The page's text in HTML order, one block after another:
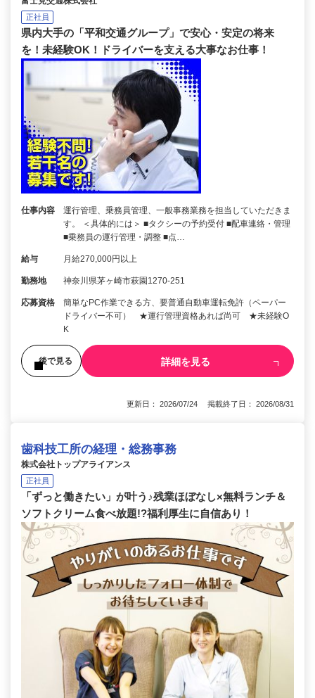
正社員
県内大手の「平和交通グループ」で安心・安定の将来
を！未経験OK！ドライバーを支える大事なお仕事！
仕事内容
運行管理、乗務員管理、一般事務業務を担当していただきま
す。 ＜具体的には＞ ■タクシーの予約受付 ■配車連絡・管理
■乗務員の運行管理・調整 ■点…
給与 月給270,000円以上
勤務地 神奈川県茅ヶ崎市萩園1270-251
応募資格
簡単なPC作業できる方、要普通自動車運転免許（ペーパー
ドライバー不可） ★運行管理資格あれば尚可 ★未経験O
K
後で見る 詳細を見る
更新日： 2026/07/24 掲載終了日： 2026/08/31
歯科技工所の経理・総務事務
株式会社トップアライアンス
正社員
「ずっと働きたい」が叶う♪残業ほぼなし×無料ランチ＆
ソフトクリーム食べ放題!?福利厚生に自信あり！